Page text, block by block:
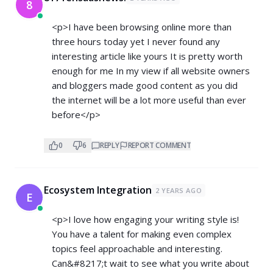
8
<p>I have been browsing online more than
three hours today yet I never found any
interesting article like yours It is pretty worth
enough for me In my view if all website owners
and bloggers made good content as you did
the internet will be a lot more useful than ever
before</p>
0 6 REPLY REPORT COMMENT
E Ecosystem Integration 2 YEARS AGO
<p>I love how engaging your writing style is!
You have a talent for making even complex
topics feel approachable and interesting.
Can&#8217;t wait to see what you write about